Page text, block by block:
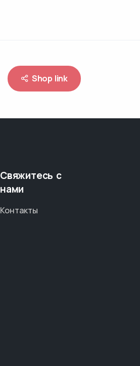
Shop link
Свяжитесь с
нами
Контакты